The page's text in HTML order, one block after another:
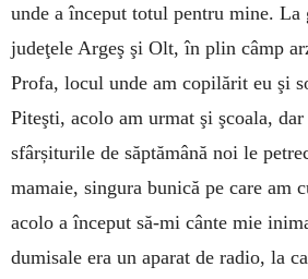
unde a început totul pentru mine. La
judeţele Argeş şi Olt, în plin câmp
Profa, locul unde am copilărit eu şi
Piteşti, acolo am urmat şi şcoala,
sfârșiturile de săptămână noi le
mamaie, singura bunică pe care am
acolo a început să-mi cânte mie
dumisale era un aparat de radio, la